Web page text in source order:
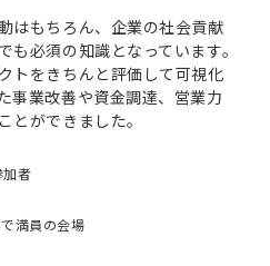
はもちろん、企業の社会貢献
必須の知識となっています。
トをきちんと評価して可視化
事業改善や資金調達、営業力
とができました。
者
満員の会場